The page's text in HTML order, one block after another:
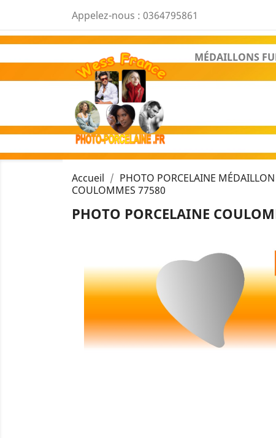
Appelez-nous : 0364795861
MÉDAILLONS
Accueil PHOTO PORCELAINE
COULOMMES 77580
PHOTO PORCELAINE